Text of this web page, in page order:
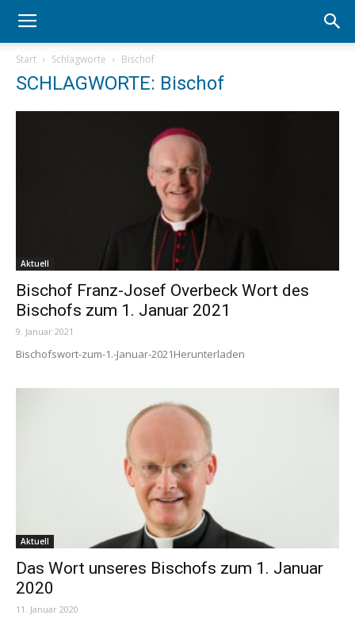
Start Schlagworte Bischof
SCHLAGWORTE: Bischof
Aktuell
Bischof Franz-Josef Overbeck Wort des
Bischofs zum 1. Januar 2021
9. Januar 2021
Bischofswort-zum-1.-Januar-2021Herunterladen
Aktuell
Das Wort unseres Bischofs zum 1. Januar
2020
11. Januar 2020